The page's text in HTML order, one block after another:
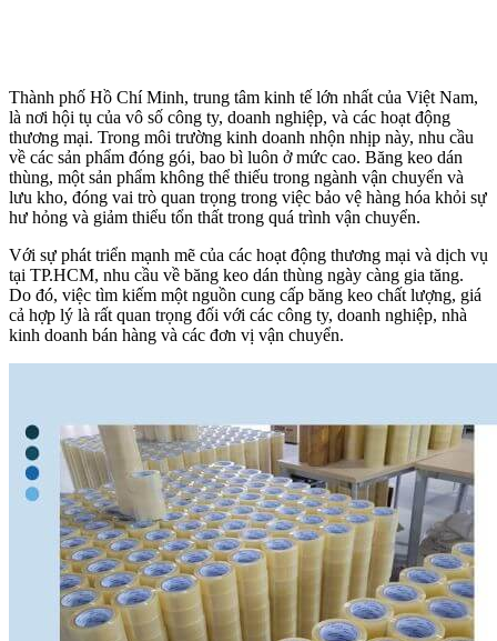
Thành phố Hồ Chí Minh, trung tâm kinh tế lớn nhất của Việt Nam,
là nơi hội tụ của vô số công ty, doanh nghiệp, và các hoạt động
thương mại. Trong môi trường kinh doanh nhộn nhịp này, nhu cầu
về các sản phẩm đóng gói, bao bì luôn ở mức cao. Băng keo dán
thùng, một sản phẩm không thể thiếu trong ngành vận chuyển và
lưu kho, đóng vai trò quan trọng trong việc bảo vệ hàng hóa khỏi sự
hư hỏng và giảm thiểu tổn thất trong quá trình vận chuyển.
Với sự phát triển mạnh mẽ của các hoạt động thương mại và dịch vụ
tại TP.HCM, nhu cầu về băng keo dán thùng ngày càng gia tăng.
Do đó, việc tìm kiếm một nguồn cung cấp băng keo chất lượng, giá
cả hợp lý là rất quan trọng đối với các công ty, doanh nghiệp, nhà
kinh doanh bán hàng và các đơn vị vận chuyển.